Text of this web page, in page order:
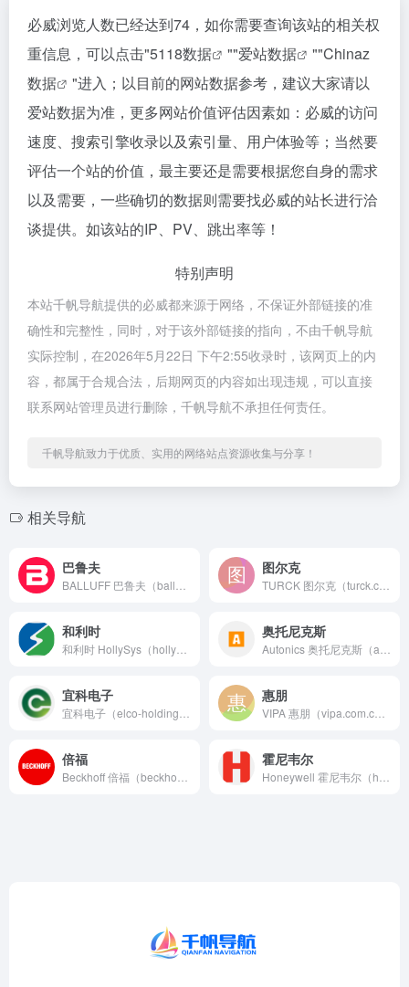
必威浏览人数已经达到74，如你需要查询该站的相关权
重信息，可以点击"5118数据 ""爱站数据 ""Chinaz
数据
"进入；以目前的网站数据参考，建议大家请以
爱站数据为准，更多网站价值评估因素如：必威的访问
速度、搜索引擎收录以及索引量、用户体验等；当然要
评估一个站的价值，最主要还是需要根据您自身的需求
以及需要，一些确切的数据则需要找必威的站长进行洽
谈提供。如该站的IP、PV、跳出率等！
特别声明
本站千帆导航提供的必威都来源于网络，不保证外部链接的准
确性和完整性，同时，对于该外部链接的指向，不由千帆导航
实际控制，在2026年5月22日 下午2:55收录时，该网页上的内
容，都属于合规合法，后期网页的内容如出现违规，可以直接
联系网站管理员进行删除，千帆导航不承担任何责任。
千帆导航致力于优质、实用的网络站点资源收集与分享！
相关导航
巴鲁夫 图尔克
和利时 奥托尼克斯
宜科电子 惠朋
倍福 霍尼韦尔